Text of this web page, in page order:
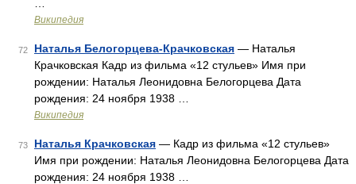
Википедия
72 Наталья Белогорцева-Крачковская — Наталья
Крачковская Кадр из фильма «12 стульев» Имя при
рождении: Наталья Леонидовна Белогорцева Дата
рождения: 24 ноября 1938 …
Википедия
73 Наталья Крачковская — Кадр из фильма «12 стульев»
Имя при рождении: Наталья Леонидовна Белогорцева Дата
рождения: 24 ноября 1938 …